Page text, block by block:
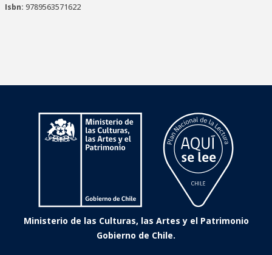
Isbn: 9789563571622
Ministerio de las Culturas, las Artes y el Patrimonio
Gobierno de Chile.